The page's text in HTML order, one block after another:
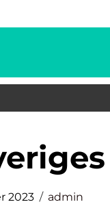
2023 admin